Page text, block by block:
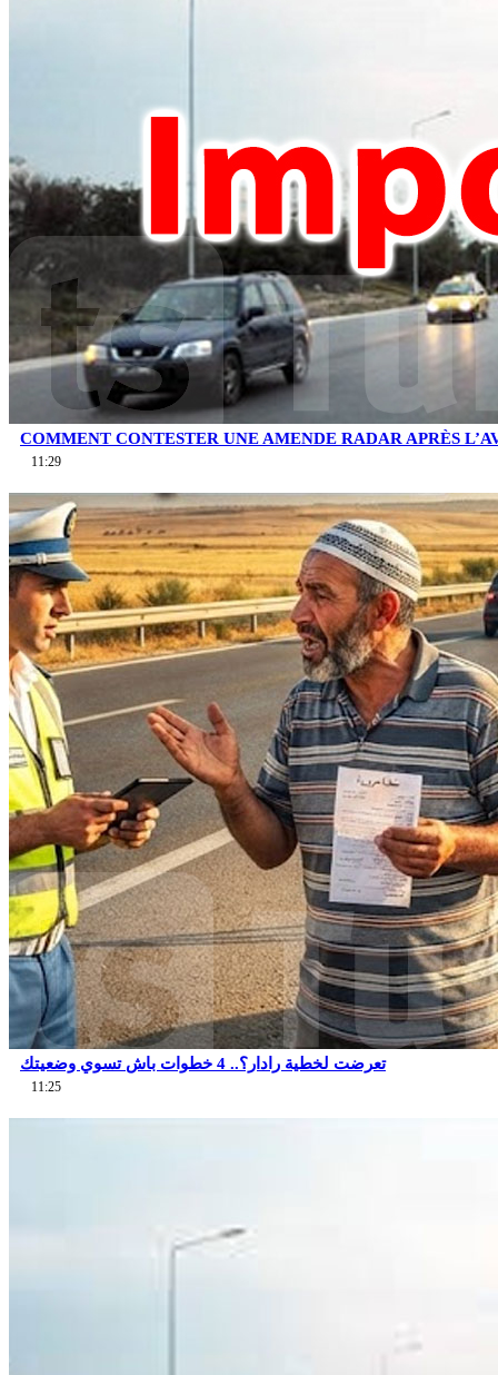
COMMENT CONTESTER UNE AMENDE RADAR APRÈS
11:29
تعرضت لخطية رادار؟.. 4 خطوات باش تسوي وضعيتك
11:25